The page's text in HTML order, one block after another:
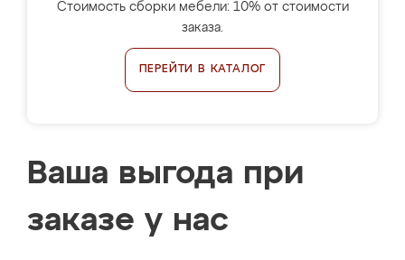
Стоимость сборки мебели: 10% от стоимости
заказа.
ПЕРЕЙТИ В КАТАЛОГ
Ваша выгода при
заказе у нас